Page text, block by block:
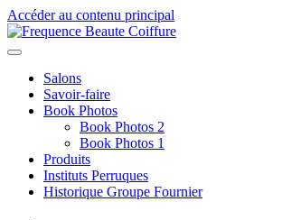
Accéder au contenu principal
Salons
Savoir-faire
Book Photos
Book Photos 2
Book Photos 1
Produits
Instituts Perruques
Historique Groupe Fournier